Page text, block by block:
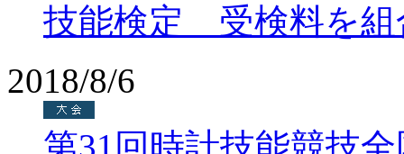
技能検定 受検料を組
2018/8/6
第31回時計技能競技